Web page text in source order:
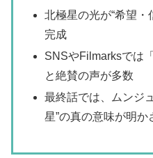
北極星の光が“希望・
完成
SNSやFilmarksでは
と絶賛の声が多数
最終話では、ムンジ
星”の真の意味が明か